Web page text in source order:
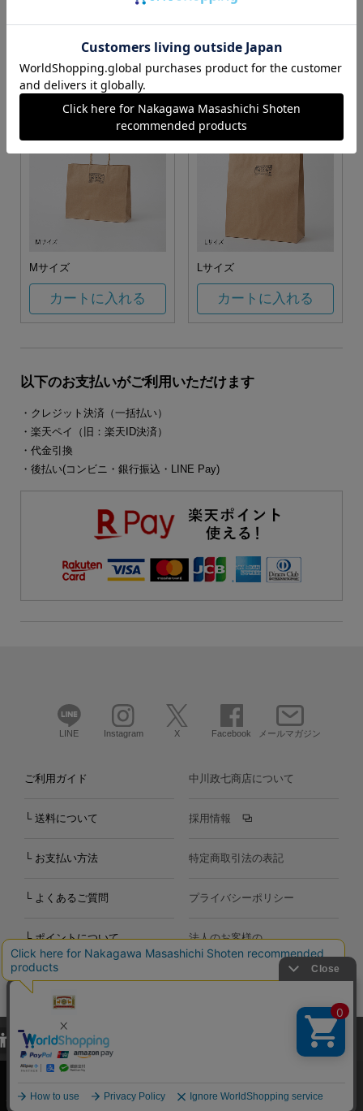
カートに入れる カートに入れる
Mサイズ
カートに入れる
Lサイズ
カートに入れる
以下のお支払いがご利用いただけます
・クレジット決済（一括払い）
・楽天ペイ（旧：楽天ID決済）
・代金引換
・後払い(コンビニ・銀行振込・LINE Pay)
LINE Instagram X Facebook メールマガジン
ご利用ガイド
└ 送料について
└ お支払い方法
└ よくあるご質問
└ ポイントについて
お問い合わせ
中川政七商店について
採用情報
特定商取引法の表記
プライバシーポリシー
法人のお客様の
お問い合わせ
Copyright©2000-2026
Nakagawa Masashichi Shoten All Rights Reserved.
当サイトでは、当サイト内における閲覧履歴・属性情報などの取得およ
び利便性向上のためにクッキー（Cookie）を使用いたします。詳細に
関しては「プライバシーポリシー
承諾する